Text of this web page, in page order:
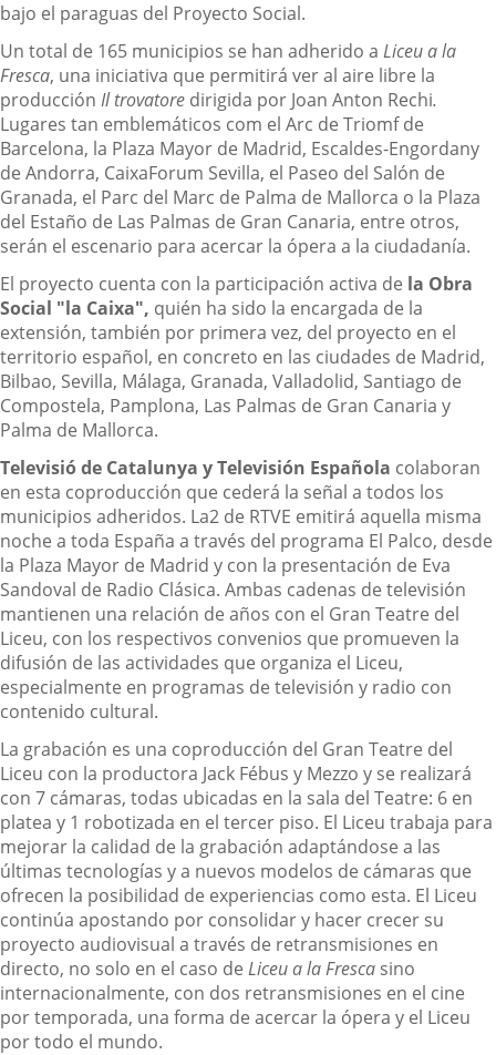
bajo el paraguas del Proyecto Social.
Un total de 165 municipios se han adherido a Liceu a la
Fresca, una iniciativa que permitirá ver al aire libre la
producción Il trovatore dirigida por Joan Anton Rechi.
Lugares tan emblemáticos com el Arc de Triomf de
Barcelona, la Plaza Mayor de Madrid, Escaldes-Engordany
de Andorra, CaixaForum Sevilla, el Paseo del Salón de
Granada, el Parc del Marc de Palma de Mallorca o la Plaza
del Estaño de Las Palmas de Gran Canaria, entre otros,
serán el escenario para acercar la ópera a la ciudadanía.
El proyecto cuenta con la participación activa de la Obra
Social "la Caixa", quién ha sido la encargada de la
extensión, también por primera vez, del proyecto en el
territorio español, en concreto en las ciudades de Madrid,
Bilbao, Sevilla, Málaga, Granada, Valladolid, Santiago de
Compostela, Pamplona, Las Palmas de Gran Canaria y
Palma de Mallorca.
Televisió de Catalunya y Televisión Española colaboran
en esta coproducción que cederá la señal a todos los
municipios adheridos. La2 de RTVE emitirá aquella misma
noche a toda España a través del programa El Palco, desde
la Plaza Mayor de Madrid y con la presentación de Eva
Sandoval de Radio Clásica. Ambas cadenas de televisión
mantienen una relación de años con el Gran Teatre del
Liceu, con los respectivos convenios que promueven la
difusión de las actividades que organiza el Liceu,
especialmente en programas de televisión y radio con
contenido cultural.
La grabación es una coproducción del Gran Teatre del
Liceu con la productora Jack Fébus y Mezzo y se realizará
con 7 cámaras, todas ubicadas en la sala del Teatre: 6 en
platea y 1 robotizada en el tercer piso. El Liceu trabaja para
mejorar la calidad de la grabación adaptándose a las
últimas tecnologías y a nuevos modelos de cámaras que
ofrecen la posibilidad de experiencias como esta. El Liceu
continúa apostando por consolidar y hacer crecer su
proyecto audiovisual a través de retransmisiones en
directo, no solo en el caso de Liceu a la Fresca sino
internacionalmente, con dos retransmisiones en el cine
por temporada, una forma de acercar la ópera y el Liceu
por todo el mundo.